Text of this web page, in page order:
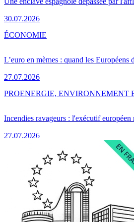
30.07.2026
L’euro en mèmes : quand les
27.07.2026
ÉCONOMIE
Incendies ravageurs : l'exécutif européen
27.07.2026
PROENERGIE, ENVIRONNEMENT